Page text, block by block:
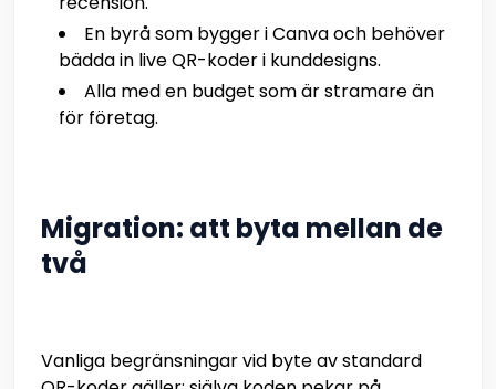
En byrå som bygger i Canva och behöver
bädda in live QR-koder i kunddesigns.
Alla med en budget som är stramare än
för företag.
Migration: att byta mellan de
två
Vanliga begränsningar vid byte av standard